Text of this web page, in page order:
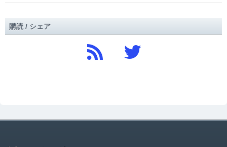
購読 / シェア